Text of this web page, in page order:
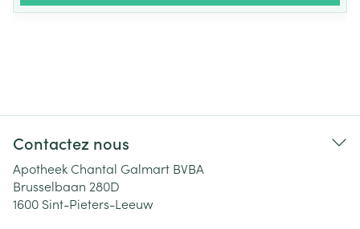
Contactez nous
Apotheek Chantal Galmart BVBA
Brusselbaan 280D
1600 Sint-Pieters-Leeuw